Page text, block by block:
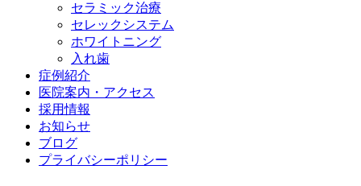
セラミック治療
セレックシステム
ホワイトニング
入れ歯
症例紹介
医院案内・アクセス
採用情報
お知らせ
ブログ
プライバシーポリシー